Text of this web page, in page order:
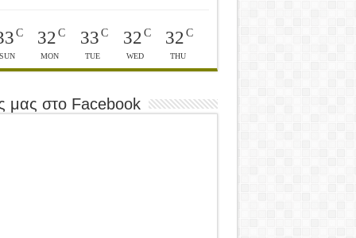
C
SUN
32 C
MON
33C
TUE
32C
WED
32C
THU
μας στο Facebook